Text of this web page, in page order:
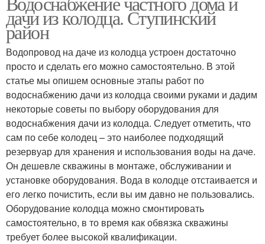
дачи из колодца. Ступинский
район
Водопровод на даче из колодца устроен достаточно
просто и сделать его можно самостоятельно. В этой
статье мы опишем основные этапы работ по
водоснабжению дачи из колодца своими руками и дадим
некоторые советы по выбору оборудования для
водоснабжения дачи из колодца. Следует отметить, что
сам по себе колодец – это наиболее подходящий
резервуар для хранения и использования воды на даче.
Он дешевле скважины в монтаже, обслуживании и
установке оборудования. Вода в колодце отстаивается и
его легко почистить, если вы им давно не пользовались.
Оборудование колодца можно смонтировать
самостоятельно, в то время как обвязка скважины
требует более высокой квалификации.